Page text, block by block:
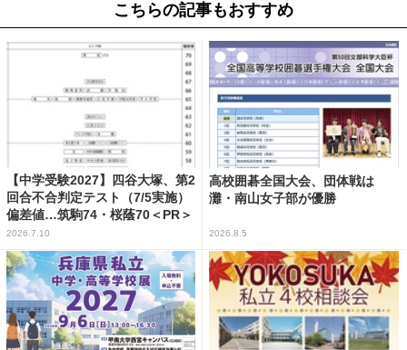
こちらの記事もおすすめ
【中学受験2027】四谷大塚、第2
回合不合判定テスト（7/5実施）
偏差値…筑駒74・桜蔭70＜PR＞
2026.7.10
高校囲碁全国大会、団体戦は
灘・南山女子部が優勝
2026.8.5